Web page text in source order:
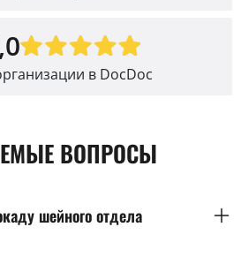
в DocDoc
ВОПРОСЫ
шейного отдела